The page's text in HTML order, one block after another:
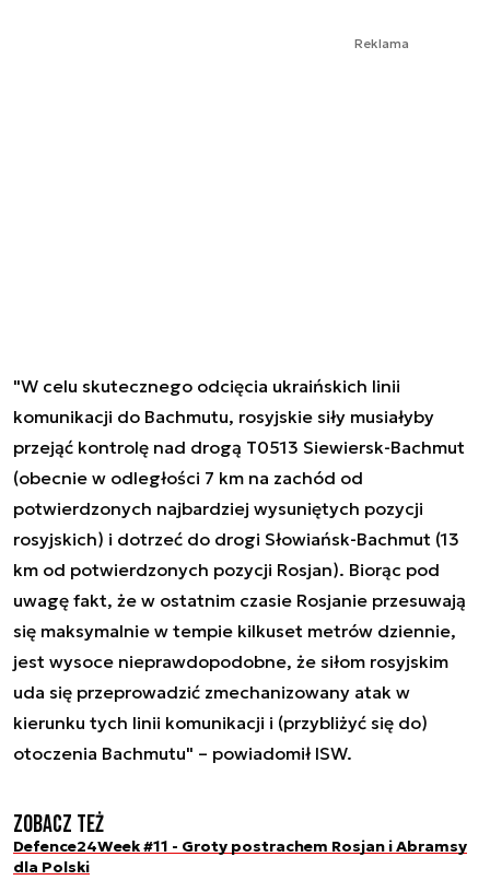
Reklama
"W celu skutecznego odcięcia ukraińskich linii
komunikacji do Bachmutu, rosyjskie siły musiałyby
przejąć kontrolę nad drogą T0513 Siewiersk-Bachmut
(obecnie w odległości 7 km na zachód od
potwierdzonych najbardziej wysuniętych pozycji
rosyjskich) i dotrzeć do drogi Słowiańsk-Bachmut (13
km od potwierdzonych pozycji Rosjan). Biorąc pod
uwagę fakt, że w ostatnim czasie Rosjanie przesuwają
się maksymalnie w tempie kilkuset metrów dziennie,
jest wysoce nieprawdopodobne, że siłom rosyjskim
uda się przeprowadzić zmechanizowany atak w
kierunku tych linii komunikacji i (przybliżyć się do)
otoczenia Bachmutu" – powiadomił ISW.
Zobacz też
Defence24Week #11 - Groty postrachem Rosjan i Abramsy
dla Polski